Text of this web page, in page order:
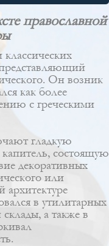
православной
Он возник
как более
с греческими
гладкую
состоящую
декоративных
или
в утилитарных
а также в